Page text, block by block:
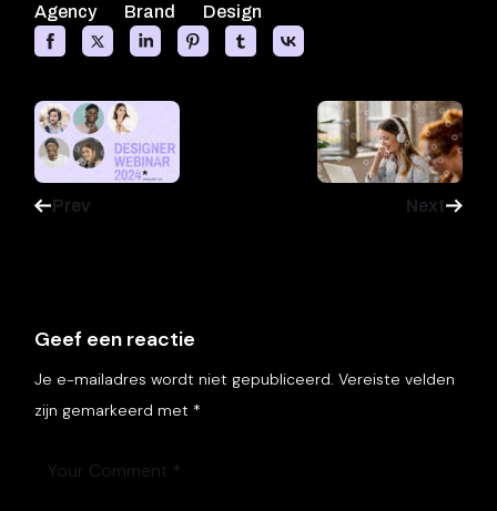
Agency Brand Design
Prev Next
Geef een reactie
Je e-mailadres wordt niet gepubliceerd. Vereiste velden
zijn gemarkeerd met *